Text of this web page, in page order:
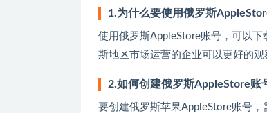
1.为什么要使用俄罗斯
使用俄罗斯AppleStore账号，可以
斯地区市场运营的企业可以更好的
2.如何创建俄罗斯AppleStore账
要创建俄罗斯苹果AppleStore账号